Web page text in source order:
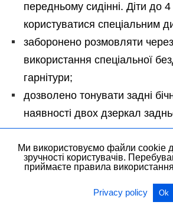
передньому сидінні. Діти до 4
користуватися спеціальним
заборонено розмовляти
використання спеціальної
гарнітури;
дозволено тонувати задні
наявності двох дзеркал
заднє скло.
Штрафи за
За порушення ПДР в Ізраїлі
Ми використовуємо файли cookie
зручності користувачів.
приймаєте правила
Privacy policy Ok